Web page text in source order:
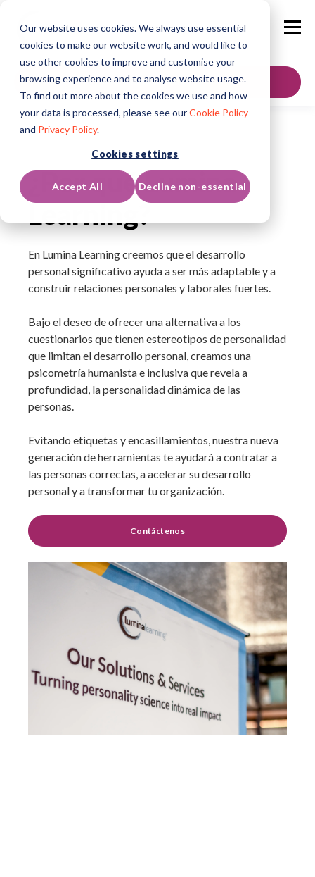
Our website uses cookies. We always use essential
cookies to make our website work, and would like to
use other cookies to improve and customise your
browsing experience and to analyse website usage.
To find out more about the cookies we use and how
your data is processed, please see ourCookie Policy
and Privacy Policy.
Cookies settings
Accept All Decline non-essential
Contáctenos
¿Por qué Lumina
Learning?
En Lumina Learning creemos que el desarrollo
personal significativo ayuda a ser más adaptable y a
construir relaciones personales y laborales fuertes.
Bajo el deseo de ofrecer una alternativa a los
cuestionarios que tienen estereotipos de personalidad
que limitan el desarrollo personal, creamos una
psicometría humanista e inclusiva que revela a
profundidad, la personalidad dinámica de las
personas.
Evitando etiquetas y encasillamientos, nuestra nueva
generación de herramientas te ayudará a contratar a
las personas correctas, a acelerar su desarrollo
personal y a transformar tu organización.
Contáctenos